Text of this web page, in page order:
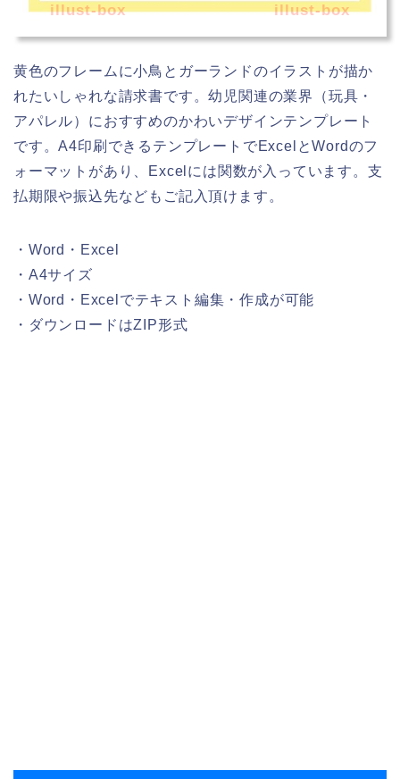
illust-box illust-box
黄色のフレームに小鳥とガーランドのイラストが描か
れたいしゃれな請求書です。幼児関連の業界（玩具・
アパレル）におすすめのかわいデザインテンプレート
です。A4印刷できるテンプレートでExcelとWordのフ
ォーマットがあり、Excelには関数が入っています。支
払期限や振込先などもご記入頂けます。
・Word・Excel
・A4サイズ
・Word・Excelでテキスト編集・作成が可能
・ダウンロードはZIP形式